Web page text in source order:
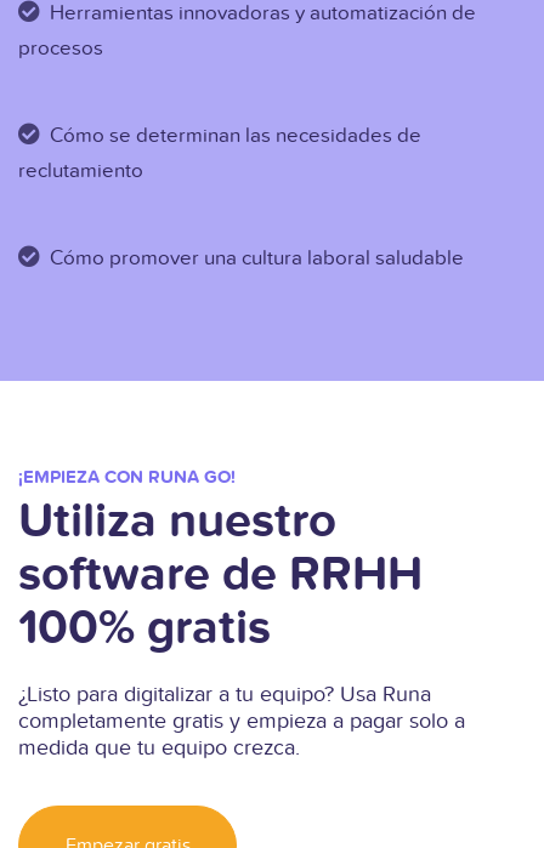
Herramientas innovadoras y automatización de
procesos
Cómo se determinan las necesidades de
reclutamiento
Cómo promover una cultura laboral saludable
¡EMPIEZA CON RUNA GO!
Utiliza nuestro
software de RRHH
100% gratis
¿Listo para digitalizar a tu equipo? Usa Runa
completamente gratis y empieza a pagar solo a
medida que tu equipo crezca.